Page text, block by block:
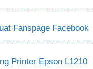
Fanspage Facebook
Printer Epson L1210